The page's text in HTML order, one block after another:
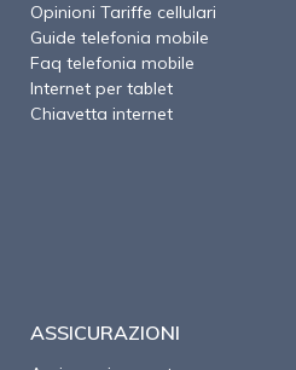
Opinioni Tariffe cellulari
Guide telefonia mobile
Faq telefonia mobile
Internet per tablet
Chiavetta internet
ASSICURAZIONI